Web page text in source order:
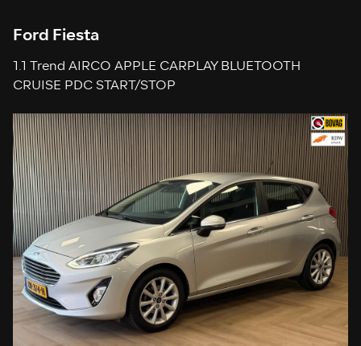
Ford Fiesta
1.1 Trend AIRCO APPLE CARPLAY BLUETOOTH
CRUISE PDC START/STOP